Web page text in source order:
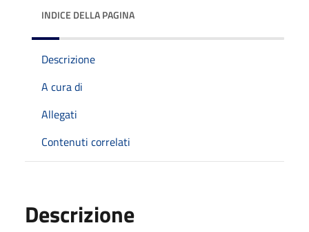
INDICE DELLA PAGINA
Descrizione
A cura di
Allegati
Contenuti correlati
Descrizione